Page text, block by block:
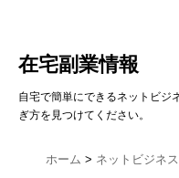
在宅副業情報
自宅で簡単にできるネットビジ
ぎ方を見つけてください。
ホーム > ネットビジネス